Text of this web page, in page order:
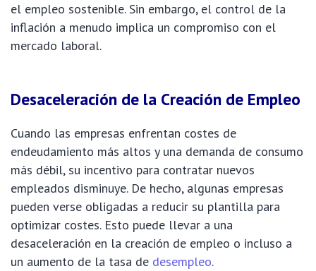
el empleo sostenible. Sin embargo, el control de la
inflación a menudo implica un compromiso con el
mercado laboral.
Desaceleración de la Creación de Empleo
Cuando las empresas enfrentan costes de
endeudamiento más altos y una demanda de consumo
más débil, su incentivo para contratar nuevos
empleados disminuye. De hecho, algunas empresas
pueden verse obligadas a reducir su plantilla para
optimizar costes. Esto puede llevar a una
desaceleración en la creación de empleo o incluso a
un aumento de la tasa de desempleo.